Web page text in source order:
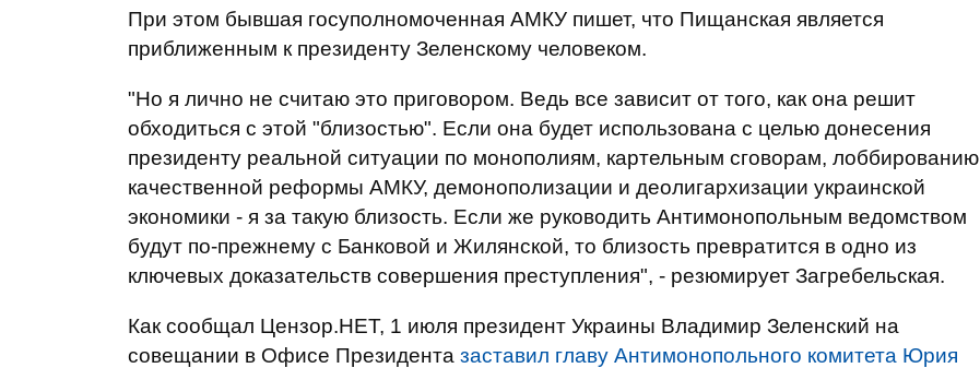
При этом бывшая госуполномоченная АМКУ пишет, что Пищанская является
приближенным к президенту Зеленскому человеком.
"Но я лично не считаю это приговором. Ведь все зависит от того, как она решит
обходиться с этой "близостью". Если она будет использована с целью донесения
президенту реальной ситуации по монополиям, картельным сговорам, лоббированию
качественной реформы АМКУ, демонополизации и деолигархизации украинской
экономики - я за такую близость. Если же руководить Антимонопольным ведомством
будут по-прежнему с Банковой и Жилянской, то близость превратится в одно из
ключевых доказательств совершения преступления", - резюмирует Загребельская.
Как сообщал Цензор.НЕТ, 1 июля президент Украины Владимир Зеленский на
совещании в Офисе Президента заставил главу Антимонопольного комитета Юрия